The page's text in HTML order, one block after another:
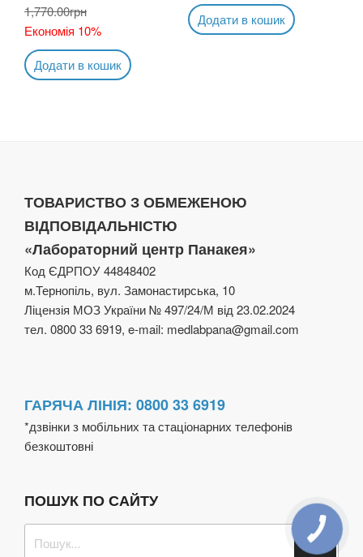
1,770.00грн
Економія 10%
Додати в кошик
Додати в кошик
ТОВАРИСТВО З ОБМЕЖЕНОЮ
ВІДПОВІДАЛЬНІСТЮ
«Лабораторний центр Панакея»
Код ЄДРПОУ 44848402
м.Тернопіль, вул. Замонастирська, 10
Ліцензія МОЗ України № 497/24/М від 23.02.2024
тел. 0800 33 6919, e-mail: medlabpana@gmail.com
ГАРЯЧА ЛІНІЯ: 0800 33 6919
*дзвінки з мобільних та стаціонарних телефонів
безкоштовні
ПОШУК ПО САЙТУ
за